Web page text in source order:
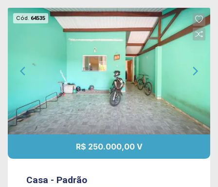
Cód. 64535
R$ 250.000,00 V
Casa - Padrão